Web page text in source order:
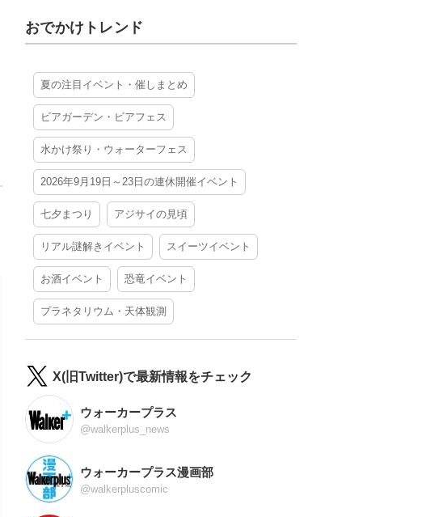
おでかけトレンド
夏の注目イベント・催しまとめ
ビアガーデン・ビアフェス
水かけ祭り・ウォーターフェス
2026年9月19日～23日の連休開催イベント
七夕まつり アジサイの見頃
リアル謎解きイベント スイーツイベント
お酒イベント 恐竜イベント
プラネタリウム・天体観測
X(旧Twitter)で最新情報をチェック
ウォーカープラス
@walkerplus_news
ウォーカープラス漫画部
@walkerpluscomic